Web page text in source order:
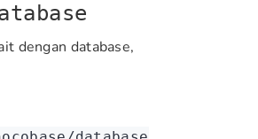
dengan database,